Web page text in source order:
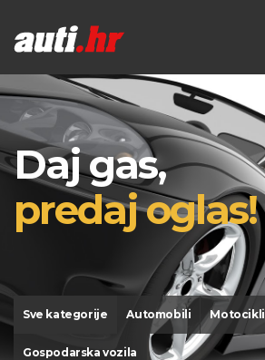
Daj gas,
predaj oglas!
Sve kategorije Automobili Motocikli
Gospodarska vozila